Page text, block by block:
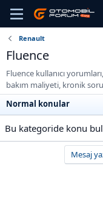
Renault
Fluence
Fluence kullanıcı
bakım maliyeti, kronik
Normal konular
Bu kategoride konu
Mesaj